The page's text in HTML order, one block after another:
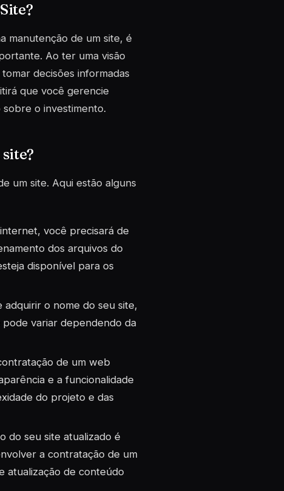
manutenção de um site, é
Ao ter uma visão
decisões informadas
que você gerencie
o investimento.
um site. Aqui estão alguns
você precisará de
dos arquivos do
disponível para os
o nome do seu site,
variar dependendo da
de um web
e a funcionalidade
do projeto e das
do seu site atualizado é
a contratação de um
atualização de conteúdo